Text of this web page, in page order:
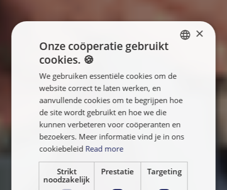
FRANÇAIS
×
Onze coöperatie gebruikt
cookies. 🍪
We gebruiken essentiële cookies om de
website correct te laten werken, en
aanvullende cookies om te begrijpen hoe
de site wordt gebruikt en hoe we die
kunnen verbeteren voor coöperanten en
bezoekers. Meer informatie vind je in ons
cookiebeleid Read more
Strikt
noodzakelijk
Prestatie Targeting